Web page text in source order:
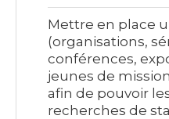
Mettre en place
(organisations,
conférences,
jeunes de
afin de pouvoir
recherches de